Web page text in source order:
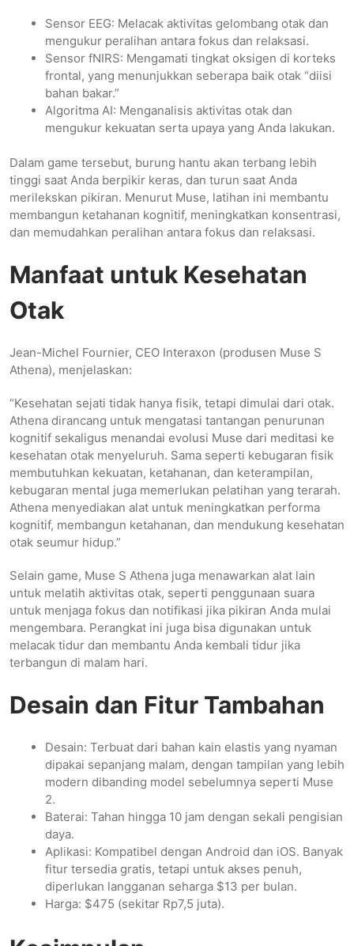
Sensor EEG: Melacak aktivitas gelombang otak dan
mengukur peralihan antara fokus dan relaksasi.
Sensor fNIRS: Mengamati tingkat oksigen di korteks
frontal, yang menunjukkan seberapa baik otak “diisi
bahan bakar.”
Algoritma AI: Menganalisis aktivitas otak dan
mengukur kekuatan serta upaya yang Anda lakukan.
Dalam game tersebut, burung hantu akan terbang lebih
tinggi saat Anda berpikir keras, dan turun saat Anda
merilekskan pikiran. Menurut Muse, latihan ini membantu
membangun ketahanan kognitif, meningkatkan konsentrasi,
dan memudahkan peralihan antara fokus dan relaksasi.
Manfaat untuk Kesehatan
Otak
Jean-Michel Fournier, CEO Interaxon (produsen Muse S
Athena), menjelaskan:
“Kesehatan sejati tidak hanya fisik, tetapi dimulai dari otak.
Athena dirancang untuk mengatasi tantangan penurunan
kognitif sekaligus menandai evolusi Muse dari meditasi ke
kesehatan otak menyeluruh. Sama seperti kebugaran fisik
membutuhkan kekuatan, ketahanan, dan keterampilan,
kebugaran mental juga memerlukan pelatihan yang terarah.
Athena menyediakan alat untuk meningkatkan performa
kognitif, membangun ketahanan, dan mendukung kesehatan
otak seumur hidup.”
Selain game, Muse S Athena juga menawarkan alat lain
untuk melatih aktivitas otak, seperti penggunaan suara
untuk menjaga fokus dan notifikasi jika pikiran Anda mulai
mengembara. Perangkat ini juga bisa digunakan untuk
melacak tidur dan membantu Anda kembali tidur jika
terbangun di malam hari.
Desain dan Fitur Tambahan
Desain: Terbuat dari bahan kain elastis yang nyaman
dipakai sepanjang malam, dengan tampilan yang lebih
modern dibanding model sebelumnya seperti Muse
2.
Baterai: Tahan hingga 10 jam dengan sekali pengisian
daya.
Aplikasi: Kompatibel dengan Android dan iOS. Banyak
fitur tersedia gratis, tetapi untuk akses penuh,
diperlukan langganan seharga $13 per bulan.
Harga: $475 (sekitar Rp7,5 juta).